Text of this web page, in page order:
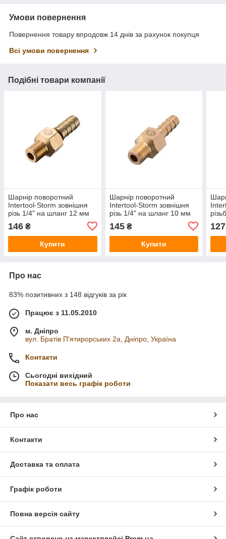
Умови повернення
Повернення товару впродовж 14 днів за рахунок покупця
Всі умови повернення
Подібні товари компанії
Шарнір поворотний
Intertool-Storm зовнішня
різь 1/4" на шланг 12 мм
146 ₴
Купити
Шарнір поворотний
Intertool-Storm зовнішня
різь 1/4" на шланг 10 мм
145₴
Купити
127
Про нас
83% позитивних з 148 відгуків за рік
Працює з 11.05.2010
м. Дніпро
вул. Братів П'ятирорських 2а, Дніпро, Україна
Контакти
Сьогодні вихідний
Показати весь графік роботи
Про нас
Контакти
Доставка та оплата
Графік роботи
Повна версія сайту